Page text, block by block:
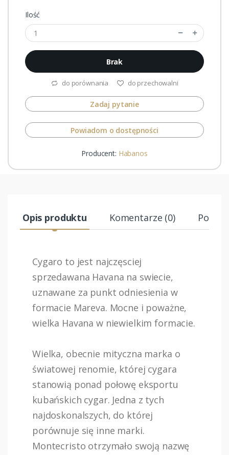
Ilość
Brak
do porównania do przechowalni
Zadaj pytanie
Powiadom o dostępności
Producent: Habanos
Opis produktu Komentarze (0)
Cygaro to jest najczęsciej
sprzedawana Havana na swiecie,
uznawane za punkt odniesienia w
formacie Mareva. Mocne i poważne,
wielka Havana w niewielkim formacie.
Wielka, obecnie mityczna marka o
światowej renomie, której cygara
stanowią ponad połowę eksportu
kubańskich cygar. Jedna z tych
najdoskonalszych, do której
porównuje się inne marki.
Montecristo otrzymało swoją nazwę